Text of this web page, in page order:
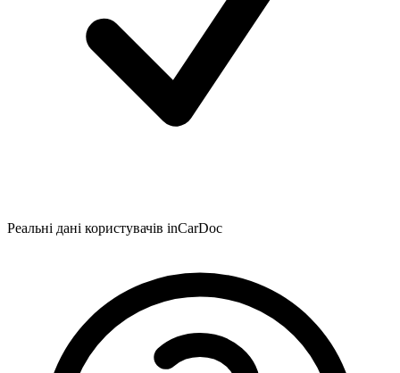
Реальні дані користувачів inCarDoc